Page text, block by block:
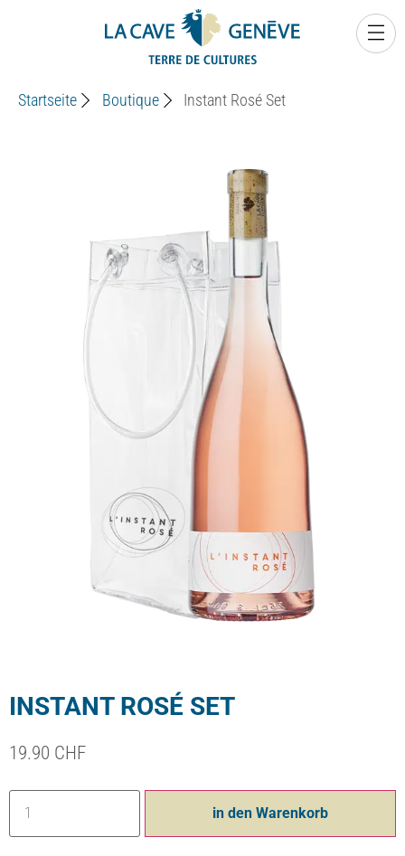
Startseite Boutique Instant Rosé Set
INSTANT ROSÉ SET
19.90 CHF
in den Warenkorb